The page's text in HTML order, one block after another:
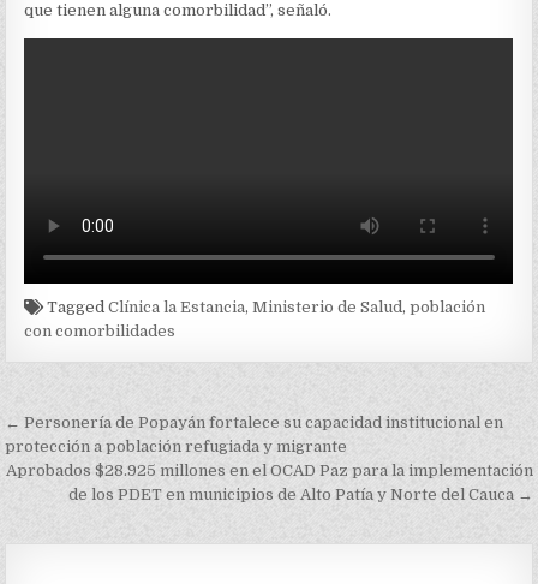
que tienen alguna comorbilidad”, señaló.
TaggedClínica la Estancia,Ministerio de Salud,población
con comorbilidades
Navegación
de
entradas
← Personería de Popayán fortalece su capacidad institucional en
protección a población refugiada y migrante
Aprobados $28.925 millones en el OCAD Paz para la implementación
de los PDET en municipios de Alto Patía y Norte del Cauca →